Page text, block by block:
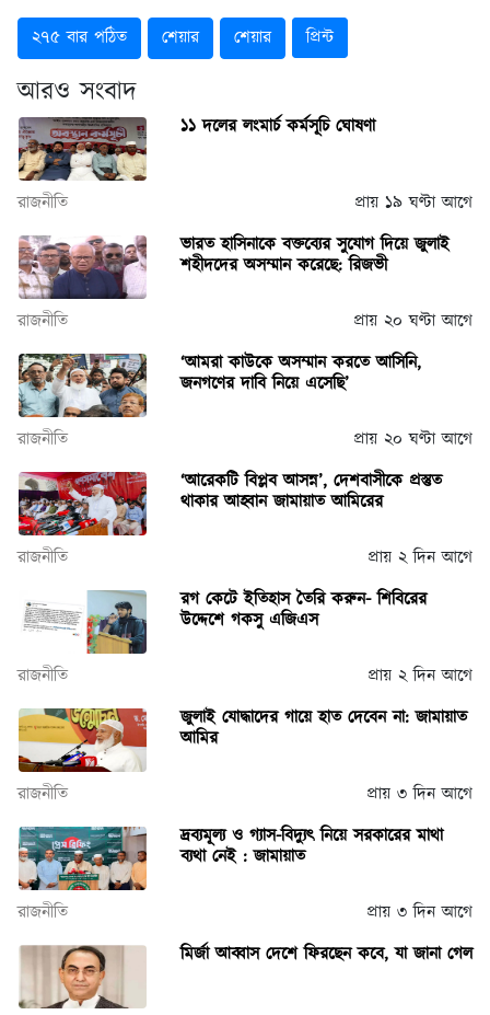
২৭৫ বার পঠিত শেয়ার শেয়ার প্রিন্ট
আরও সংবাদ
১১ দলের লংমার্চ কর্মসূচি ঘোষণা
রাজনীতি
প্রায় ১৯ ঘণ্টা আগে
ভারত হাসিনাকে বক্তব্যের সুযোগ দিয়ে জুলাই
শহীদদের অসম্মান করেছে: রিজভী
রাজনীতি
প্রায় ২০ ঘণ্টা আগে
‘আমরা কাউকে অসম্মান করতে আসিনি,
জনগণের দাবি নিয়ে এসেছি’
রাজনীতি
প্রায় ২০ ঘণ্টা আগে
‘আরেকটি বিপ্লব আসন্ন’, দেশবাসীকে প্রস্তুত
থাকার আহ্বান জামায়াত আমিরের
রাজনীতি
প্রায় ২ দিন আগে
রগ কেটে ইতিহাস তৈরি করুন- শিবিরের
উদ্দেশে গকসু এজিএস
রাজনীতি
প্রায় ২ দিন আগে
জুলাই যোদ্ধাদের গায়ে হাত দেবেন না: জামায়াত
আমির
রাজনীতি
প্রায় ৩ দিন আগে
দ্রব্যমূল্য ও গ্যাস-বিদ্যুৎ নিয়ে সরকারের মাথা
ব্যথা নেই : জামায়াত
রাজনীতি
প্রায় ৩ দিন আগে
মির্জা আব্বাস দেশে ফিরছেন কবে, যা জানা গেল